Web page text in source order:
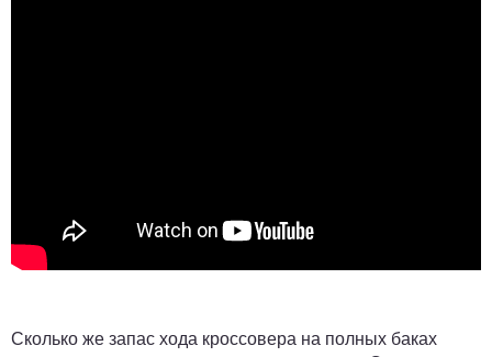
Сколько же запас хода кроссовера на полных баках